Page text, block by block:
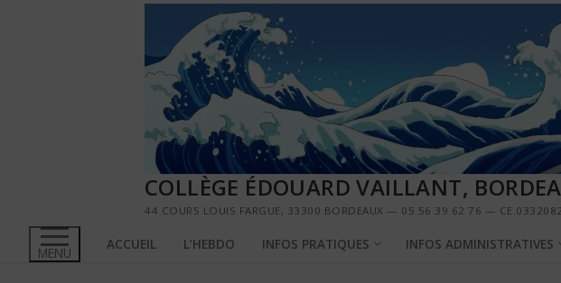
COLLÈGE ÉDOUARD VAILLANT,
44 COURS LOUIS FARGUE, 33300 BORDEAUX — 05 56 39 62 76 —
MENU ACCUEIL L’HEBDO INFOS PRATIQUES INFOS ADMINISTRATIVES